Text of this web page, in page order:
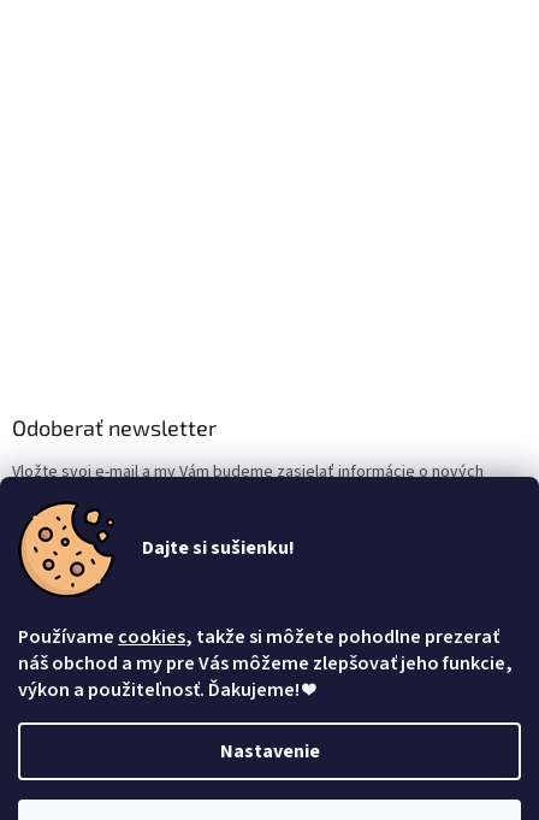
Dajte si sušienku!
Používame cookies, takže si môžete pohodlne prezerať
náš obchod a my pre Vás môžeme zlepšovať jeho funkcie,
výkon a použiteľnosť. Ďakujeme!❤
Nastavenie
Odoberať newsletter
Vložte svoj e-mail a my Vám budeme zasielať informácie o nových
produktoch na našom e-shope.
Email
Vložením e-mailu súhlasíte s
Prihlásiť sa
Vytvoril Shoptet